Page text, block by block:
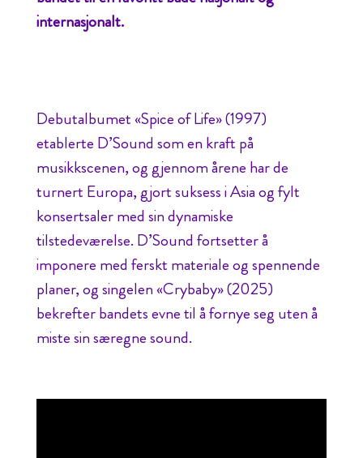
internasjonalt.
Debutalbumet «Spice of Life» (1997)
etablerte D’Sound som en kraft på
musikkscenen, og gjennom årene har de
turnert Europa, gjort suksess i Asia og fylt
konsertsaler med sin dynamiske
tilstedeværelse. D’Sound fortsetter å
imponere med ferskt materiale og spennende
planer, og singelen «Crybaby» (2025)
bekrefter bandets evne til å fornye seg uten å
miste sin særegne sound.